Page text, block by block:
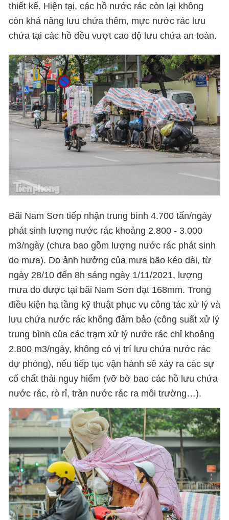
thiết kế. Hiện tại, các hồ nước rác còn lại không
còn khả năng lưu chứa thêm, mực nước rác lưu
chứa tại các hồ đều vượt cao độ lưu chứa an toàn.
Bãi Nam Sơn tiếp nhận trung bình 4.700 tấn/ngày
phát sinh lượng nước rác khoảng 2.800 - 3.000
m3/ngày (chưa bao gồm lượng nước rác phát sinh
do mưa). Do ảnh hưởng của mưa bão kéo dài, từ
ngày 28/10 đến 8h sáng ngày 1/11/2021, lượng
mưa đo được tại bãi Nam Sơn đạt 168mm. Trong
điều kiện hạ tầng kỹ thuật phục vụ công tác xử lý và
lưu chứa nước rác không đảm bảo (công suất xử lý
trung bình của các trạm xử lý nước rác chỉ khoảng
2.800 m3/ngày, không có vị trí lưu chứa nước rác
dự phòng), nếu tiếp tục vận hành sẽ xảy ra các sự
cố chất thải nguy hiểm (vỡ bờ bao các hồ lưu chứa
nước rác, rò rỉ, tràn nước rác ra môi trường…).